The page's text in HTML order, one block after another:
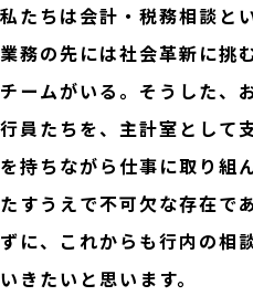
私たちは会計・税務相談と
業務の先には社会革新に挑
チームがいる。そうした、
行員たちを、主計室として
を持ちながら仕事に取り組
たすうえで不可欠な存在で
ずに、これからも行内の相
いきたいと思います。